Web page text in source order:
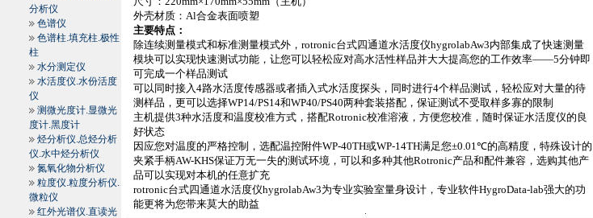
分析仪
色谱仪
色谱柱.填充柱.极性
柱
水分测定仪
水活度仪.水份活度
仪
测微光度计.显微光
度计.黑度计
烃分析仪.总烃分析
仪.水中烃分析仪
氮氧化物分析仪
粒度仪.粒度分析仪.
微粒仪
红外光谱仪.直读光
外壳材质：Al合金表面喷塑
主要特点：
除连续测量模式和标准测量模式外，rotronic台式四通道水活度仪hygrolabAw3内部集成了快速测量
模块可以实现快速测试功能，让您可以轻松应对高水活性样品并大大提高您的工作效率——5分钟即
可完成一个样品测试
可以同时接入4路水活度传感器或者插入式水活度探头，同时进行4个样品测试，轻松应对大量的待
测样品，更可以选择WP14/PS14和WP40/PS40两种套装搭配，保证测试不受取样多寡的限制
主机提供3种水活度和温度校准方式，搭配Rotronic校准溶液，方便您校准，随时保证水活度仪的良
好状态
因应您对温度的严格控制，选配温控附件WP-40TH或WP-14TH满足您±0.01℃的高精度，特殊设计的
夹紧手柄AW-KHS保证万无一失的测试环境，可以和多种其他Rotronic产品和配件兼容，选购其他产
品可以实现对本机的任意扩充
rotronic台式四通道水活度仪hygrolabAw3为专业实验室量身设计，专业软件HygroData-lab强大的功
能更将为您带来莫大的助益